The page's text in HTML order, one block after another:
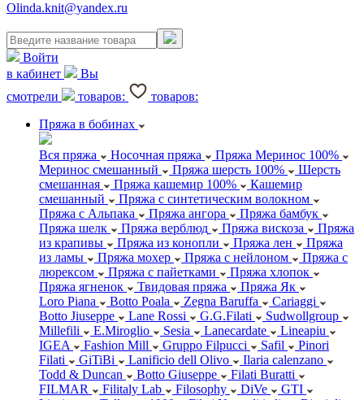
Olinda.knit@yandex.ru
Войти
в кабинет
Вы
смотрели
товаров:
товаров:
Пряжа в бобинах
Вся пряжа Носочная пряжа
Пряжа Меринос 100%
Меринос смешанный
Пряжа шерсть 100%
Шерсть
смешанная
Пряжа кашемир 100%
Кашемир
смешанный
Пряжа с синтетическим волокном
Пряжа с Альпака
Пряжа ангора
Пряжа бамбук
Пряжа шелк
Пряжа верблюд Пряжа вискоза
Пряжа
из крапивы
Пряжа из конопли Пряжа лен
Пряжа
из ламы
Пряжа мохер Пряжа с нейлоном
Пряжа с
люрексом
Пряжа с пайетками
Пряжа хлопок
Пряжа ягненок
Твидовая пряжа
Пряжа Як
Loro Piana
Botto Poala Zegna Baruffa
Cariaggi
Botto Jiuseppe
Lane Rossi G.G.Filati
Sudwollgroup
Millefili
E.Miroglio Sesia Lanecardate
Lineapiu
IGEA
Fashion Mill Gruppo Filpucci Safil
Pinori
Filati
GiTiBi Lanificio dell Olivo
Ilaria calenzano
Todd & Duncan
Botto Giuseppe
Filati Buratti
FILMAR
Filitaly Lab Filosophy DiVe
GTI